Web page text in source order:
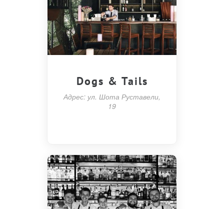
Dogs & Tails
Адрес: ул. Шота Руставели,
19